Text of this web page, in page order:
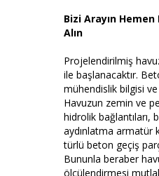
Bizi Arayın
Alın
Projelendirilmiş
ile başlanacaktır.
mühendislik bilgisi
Havuzun zemin ve
hidrolik bağlantıları,
aydınlatma armatür
türlü beton geçiş
Bununla beraber
ölçülendirmesi